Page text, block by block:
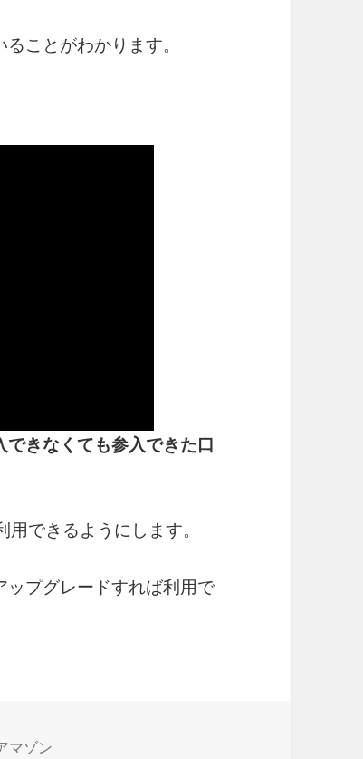
ことがわかります。
きなくても参入できた口
できるようにします。
プグレードすれば利用で
マゾン